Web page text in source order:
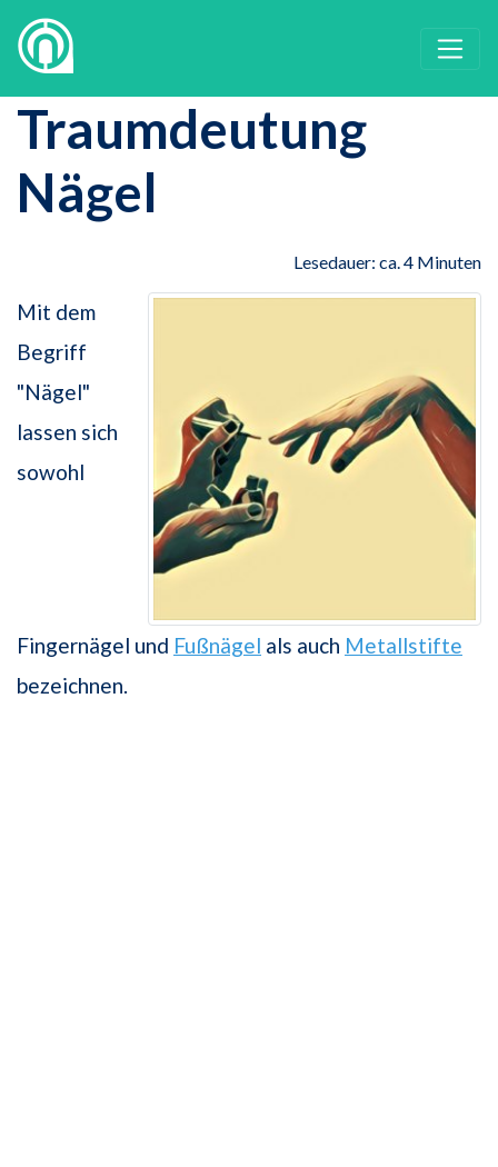
Traumdeutung
Nägel
Lesedauer: ca. 4 Minuten
Mit dem
Begriff
"Nägel"
lassen sich
sowohl
Fingernägel und Fußnägel als auch Metallstifte
bezeichnen.